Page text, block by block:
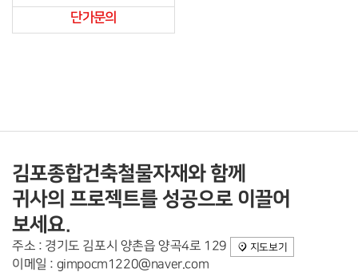
단가문의
김포종합건축철물자재와 함께
귀사의 프로젝트를 성공으로 이끌어
보세요.
주소 : 경기도 김포시 양촌읍 양곡4로 129 지도보기
이메일 : gimpocm1220@naver.com